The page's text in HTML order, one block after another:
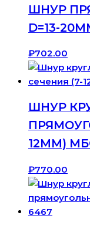
ШНУР
D=13-
₽702.00
ШНУР
12ММ)
₽770.00